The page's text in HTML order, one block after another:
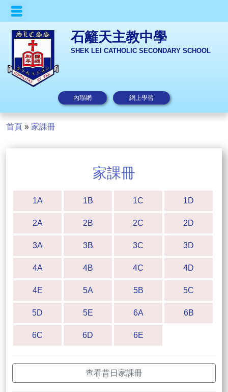
石籬天主教中學
SHEK LEI CATHOLIC SECONDARY SCHOOL
內聯網 網上學習
首頁 » 家課冊
家課冊
1A 1B 1C 1D
2A 2B 2C 2D
3A 3B 3C 3D
4A 4B 4C 4D
4E 5A 5B 5C
5D 5E 6A 6B
6C 6D 6E
查看昔日家課冊